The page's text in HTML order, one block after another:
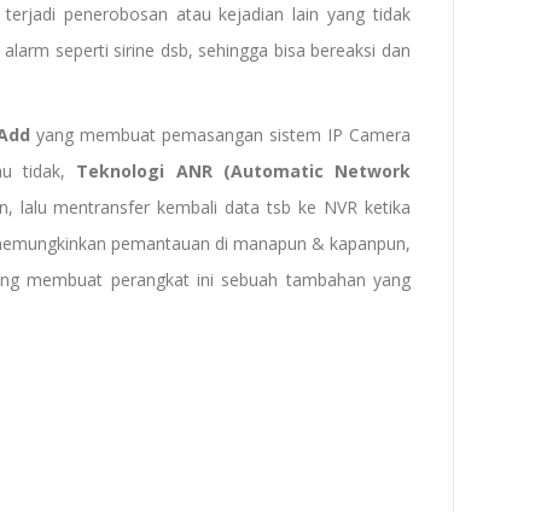
penerobosan atau kejadian lain yang tidak
seperti sirine dsb, sehingga bisa bereaksi dan
yang membuat pemasangan sistem IP Camera
tidak, Teknologi ANR (Automatic Network
lalu mentransfer kembali data tsb ke NVR ketika
pemantauan di manapun & kapanpun,
membuat perangkat ini sebuah tambahan yang